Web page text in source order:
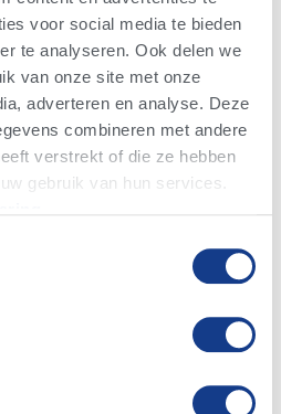
voor social media te bieden
te analyseren. Ook delen we
van onze site met onze
adverteren en analyse. Deze
combineren met andere
verstrekt of die ze hebben
gebruik van hun services.
zijn de koeien gemiddeld
Dit laat toe om een
van 37 kg melk per koe
als u meer